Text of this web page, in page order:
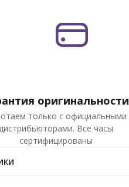
оригинальности
только с официальными
Все часы
сертифицированы